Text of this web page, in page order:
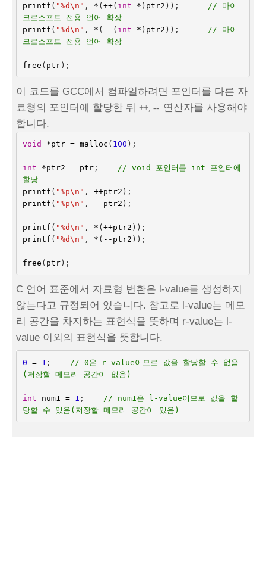
printf ( "%d\n " , * ( ++( int * ) ptr2 ));
// 마이
크로소프트 전용 언어 확장
printf ( "%d\n " , * ( -- ( int * ) ptr2 ));
// 마이
크로소프트 전용 언어 확장
free ( ptr);
이 코드를 GCC에서 컴파일하려면 포인터를 다른 자
료형의 포인터에 할당한 뒤 ++, -- 연산자를 사용해야
합니다.
void *ptr = malloc ( 100 );
int *ptr2 = ptr;
// void 포인터를 int 포인터에
할당
printf ( "%p\n " , ++ptr2 );
printf ( "%p\n " , -- ptr2 );
printf ( "%d\n " , * ( ++ptr2 ));
printf ( "%d\n " , * ( -- ptr2 ));
free ( ptr);
C 언어 표준에서 자료형 변환은 l-value를 생성하지
않는다고 규정되어 있습니다. 참고로 l-value는 메모
리 공간을 차지하는 표현식을 뜻하며 r-value는 l-
value 이외의 표현식을 뜻합니다.
0 = 1 ;
// 0은 r-value이므로 값을 할당할 수 없음
(저장할 메모리 공간이 없음)
int num1 = 1 ;
// num1은 l-value이므로 값을 할
당할 수 있음(저장할 메모리 공간이 있음)